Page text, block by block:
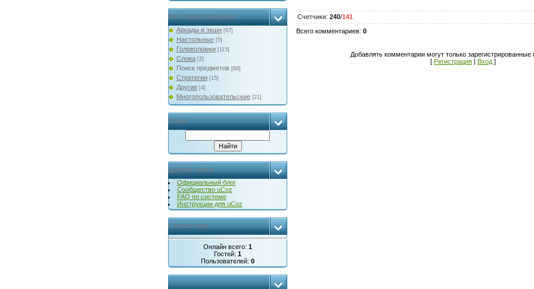
Категории раздела
Аркады и экшн [67]
Настольные [5]
Головоломки [115]
Слова [2]
Поиск предметов [68]
Стратегии [15]
Другие [4]
Многопользовательские [21]
Поиск
Друзья сайта
Официальный блог
Сообщество uCoz
FAQ по системе
Инструкции для uCoz
Статистика
Онлайн всего: 1
Гостей: 1
Пользователей: 0
...
Счетчики: 240/141
Всего комментариев: 0
Добавлять комментарии могут только зарегистрированные
[ Регистрация Вход ]